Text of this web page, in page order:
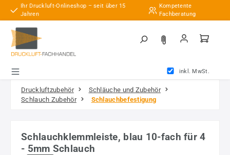
Zum Hauptinhalt springen
Ihr Druckluft-Onlineshop – seit über 15
Jahren
Kompetente
Fachberatung
inkl. MwSt.
Druckluftzubehör
Schläuche und Zubehör
Schlauch Zubehör
Schlauchbefestigung
Schlauchklemmleiste, blau 10-fach für 4
- 5mm Schlauch